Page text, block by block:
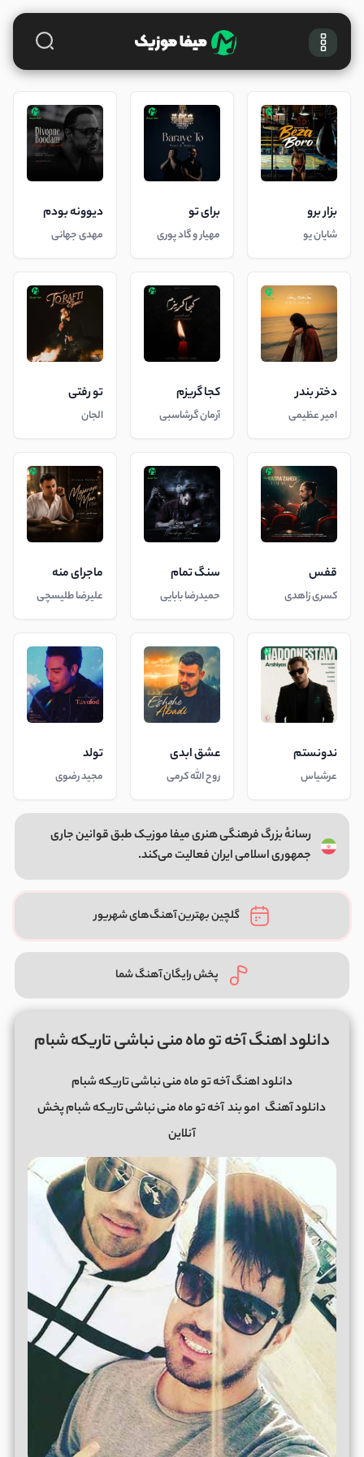
بزار برو
شایان یو
برای تو
مهیار و گاد پوری
دیوونه بودم
مهدی جهانی
دختر بندر
امیر عظیمی
کجا گریزم
آرمان گرشاسبی
تو رفتی
الجان
قفس
کسری زاهدی
سنگ تمام
حمیدرضا بابایی
ماجرای منه
علیرضا طلیسچی
ندونستم
عرشیاس
عشق ابدی
روح الله کرمی
تولد
مجید رضوی
رسانهٔ بزرگ فرهنگی هنری میفا موزیک طبق قوانین جاری
جمهوری اسلامی ایران فعالیت می‌کند.
گلچین بهترین آهنگ‌های شهریور
پخش رایگان آهنگ شما
دانلود اهنگ آخه تو ماه منی نباشی تاریکه شبام
دانلود اهنگ آخه تو ماه منی نباشی تاریکه شبام
دانلود آهنگ امو بندآخه تو ماه منی نباشی تاریکه شبام پخش
آنلاین